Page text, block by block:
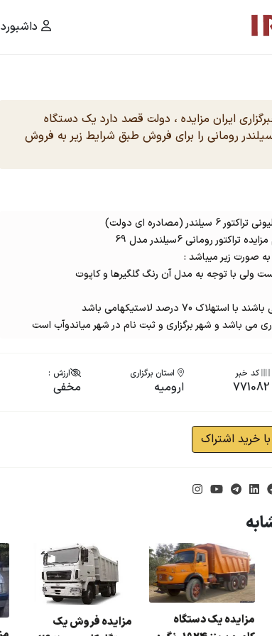
داشبورد
ایران مزایده ، دولت قصد دارد یک دستگاه
رومانی 6 سیلندر رومانی را برای فروش طبق شرایط زیر به فروش
رومانی 6سیلندر مدل 69
صورت زیر میباشد :
ولی با توجه به مدل آن رنگ گلگیرها و کاپوت
70 درصد لاستیکهامی باشد
باشد و شهر برگزاری و ثبت نام در شهر میاندوآب است
کد خبر
771082
استان برگزاری
ارومیه
ارزش :
مخفی
خرید اشتراک
مزایده فروش یک
مزایده یک دستگاه